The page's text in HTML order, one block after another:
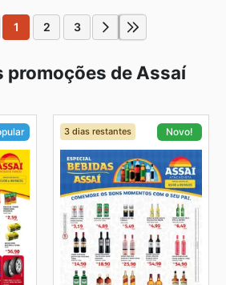
1 2 3
promoções de Assaí
3 dias restantes Novo!